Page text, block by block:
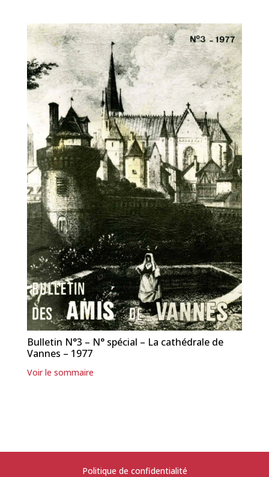
Bulletin N°3 – N° spécial – La cathédrale de
Vannes – 1977
Voir le sommaire
Politique de confidentialité